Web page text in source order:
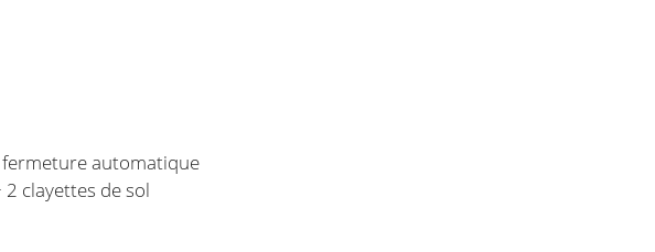
automatique
clayettes de sol